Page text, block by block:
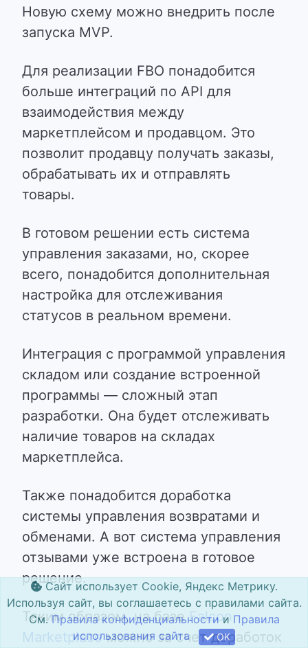
Новую схему можно внедрить после
запуска MVP.
Для реализации FBO понадобится
больше интеграций по API для
взаимодействия между
маркетплейсом и продавцом. Это
позволит продавцу получать заказы,
обрабатывать их и отправлять
товары.
В готовом решении есть система
управления заказами, но, скорее
всего, понадобится дополнительная
настройка для отслеживания
статусов в реальном времени.
Интеграция с программой управления
складом или создание встроенной
программы — сложный этап
разработки. Она будет отслеживать
наличие товаров на складах
маркетплейса.
Также понадобится доработка
системы управления возвратами и
обменами. А вот система управления
отзывами уже встроена в готовое
решение.
Таким образом, на базеFalcon
Marketplaceможно за счет доработок
Сайт использует Cookie, Яндекс Метрику.
Используя сайт, вы соглашаетесь с правилами сайта.
См.Правила конфиденциальностии Правила
использования сайта
OK